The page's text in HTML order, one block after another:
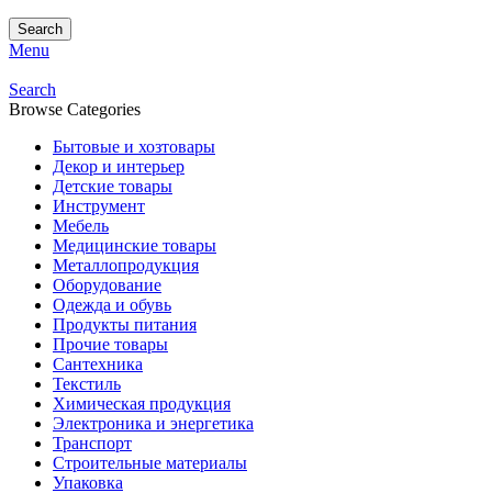
Search
Menu
Search
Browse Categories
Бытовые и хозтовары
Декор и интерьер
Детские товары
Инструмент
Мебель
Медицинские товары
Металлопродукция
Оборудование
Одежда и обувь
Продукты питания
Прочие товары
Сантехника
Текстиль
Химическая продукция
Электроника и энергетика
Транспорт
Строительные материалы
Упаковка